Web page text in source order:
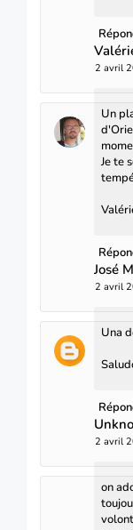
2 avril
Un
Je te
José
2 avril
Una
2 avril
on